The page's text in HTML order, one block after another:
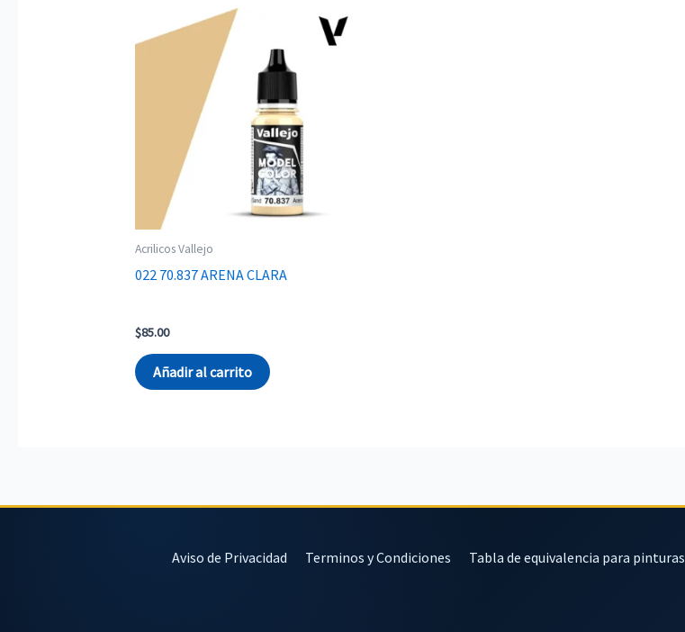
Acrilicos Vallejo
022 70.837 ARENA CLARA
$85.00
Añadir al carrito
Aviso de Privacidad Terminos y Condiciones Tabla de equivalencia para pinturas